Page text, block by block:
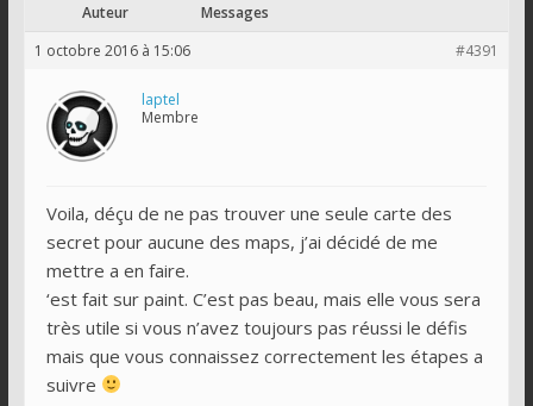
Duty
Auteur
Messages
1 octobre 2016 à 15:06
#4391
laptel
Membre
Voila, déçu de ne pas trouver une seule carte des
secret pour aucune des maps, j’ai décidé de me
mettre a en faire.
‘est fait sur paint. C’est pas beau, mais elle vous sera
très utile si vous n’avez toujours pas réussi le défis
mais que vous connaissez correctement les étapes a
suivre